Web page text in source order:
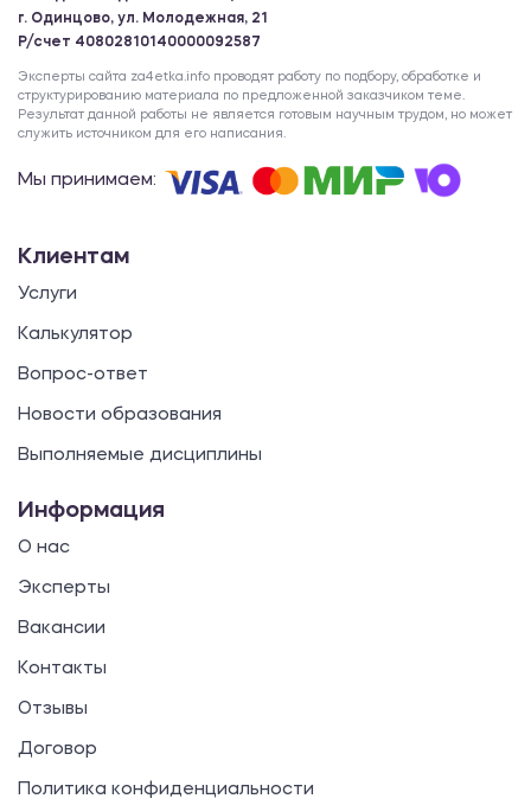
г. Одинцово, ул. Молодежная, 21
Р/счет 40802810140000092587
Эксперты сайта za4etka.info проводят работу по подбору, обработке и
структурированию материала по предложенной заказчиком теме.
Результат данной работы не является готовым научным трудом, но может
служить источником для его написания.
Мы принимаем:
Клиентам
Услуги
Калькулятор
Вопрос-ответ
Новости образования
Выполняемые дисциплины
Информация
О нас
Эксперты
Вакансии
Контакты
Отзывы
Договор
Политика конфиденциальности